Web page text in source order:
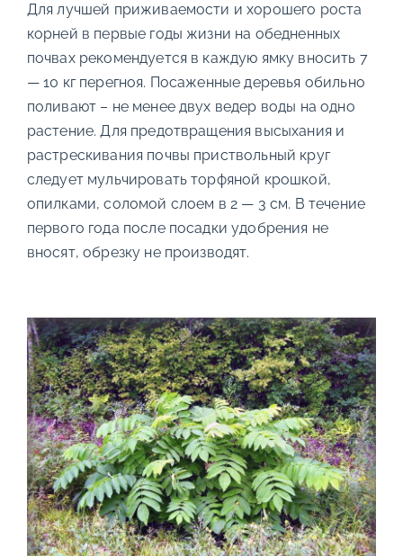
Для лучшей приживаемости и хорошего роста
корней в первые годы жизни на обедненных
почвах рекомендуется в каждую ямку вносить 7
— 10 кг перегноя. Посаженные деревья обильно
поливают – не менее двух ведер воды на одно
растение. Для предотвращения высыхания и
растрескивания почвы приствольный круг
следует мульчировать торфяной крошкой,
опилками, соломой слоем в 2 — 3 см. В течение
первого года после посадки удобрения не
вносят, обрезку не производят.